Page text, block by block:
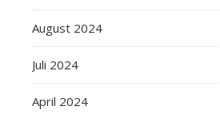
August 2024
Juli 2024
April 2024